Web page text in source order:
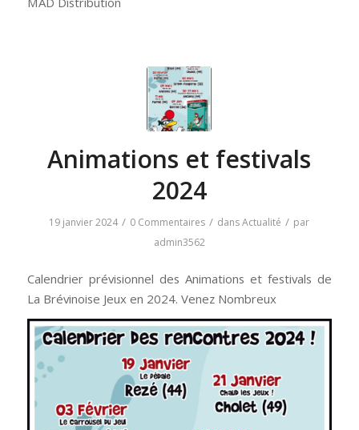
Animations et festivals
2024
19 janvier 2024 / 0 Commentaires / dansActualité / par
admin3562
Calendrier prévisionnel des Animations et festivals de
La Brévinoise Jeux en 2024. Venez Nombreux